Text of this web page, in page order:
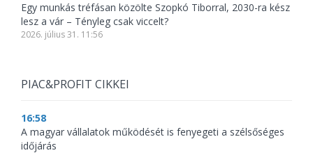
Egy munkás tréfásan közölte Szopkó Tiborral, 2030-ra kész
lesz a vár – Tényleg csak viccelt?
2026. július 31. 11:56
PIAC&PROFIT CIKKEI
16:58
A magyar vállalatok működését is fenyegeti a szélsőséges
időjárás